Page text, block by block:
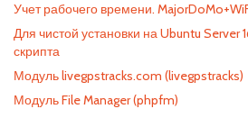
Учет рабочего времени.
Для чистой установки на Ubuntu Server
скрипта
Модуль livegpstracks.com (livegpstracks)
Модуль File Manager (phpfm)